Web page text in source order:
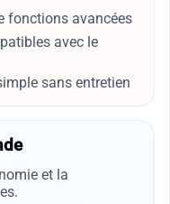
fonctions avancées
avec le
sans entretien
et la